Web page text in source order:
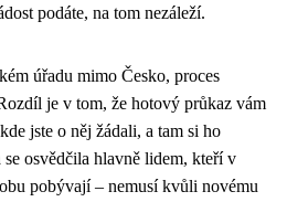
podáte, na tom nezáleží.
úřadu mimo Česko, proces
je v tom, že hotový průkaz vám
jste o něj žádali, a tam si ho
osvědčila hlavně lidem, kteří v
pobývají – nemusí kvůli novému